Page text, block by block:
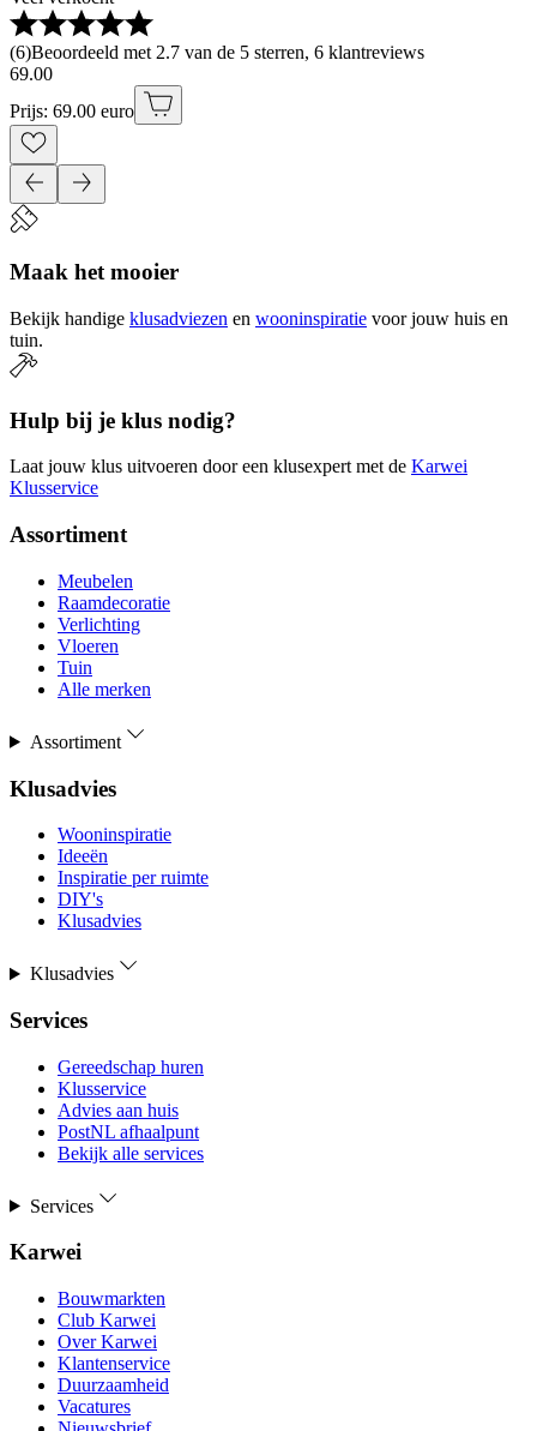
(6)Beoordeeld met 2.7 van de 5 sterren, 6 klantreviews
69.00
Prijs: 69.00 euro
Maak het mooier
Bekijk handige klusadviezen en wooninspiratie voor jouw huis en
tuin.
Hulp bij je klus nodig?
Laat jouw klus uitvoeren door een klusexpert met de Karwei
Klusservice
Assortiment
Meubelen
Raamdecoratie
Verlichting
Vloeren
Tuin
Alle merken
Assortiment
Klusadvies
Wooninspiratie
Ideeën
Inspiratie per ruimte
DIY's
Klusadvies
Klusadvies
Services
Gereedschap huren
Klusservice
Advies aan huis
PostNL afhaalpunt
Bekijk alle services
Services
Karwei
Bouwmarkten
Club Karwei
Over Karwei
Klantenservice
Duurzaamheid
Vacatures